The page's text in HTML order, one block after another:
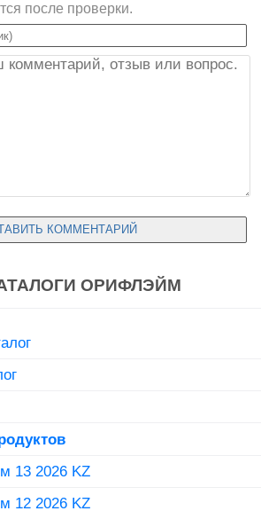
после проверки.
ОРИФЛЭЙМ
13 2026 KZ
12 2026 KZ